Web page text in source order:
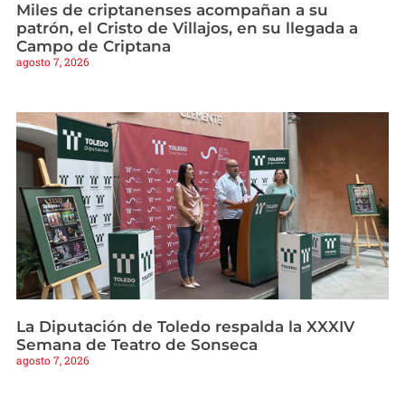
Miles de criptanenses acompañan a su
patrón, el Cristo de Villajos, en su llegada a
Campo de Criptana
agosto 7, 2026
La Diputación de Toledo respalda la XXXIV
Semana de Teatro de Sonseca
agosto 7, 2026